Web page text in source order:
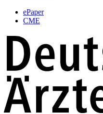
ePaper
CME